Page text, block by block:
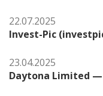
22.07.2025
Invest-Pic
23.04.2025
Daytona Limited